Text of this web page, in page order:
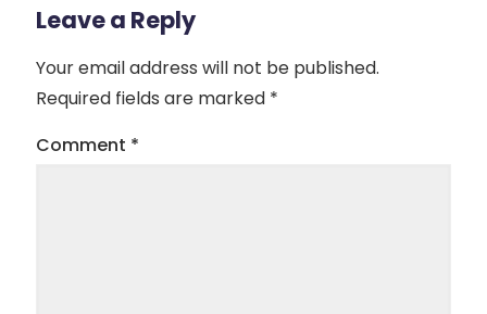
Leave a Reply
Your email address will not be published.
Required fields are marked *
Comment *